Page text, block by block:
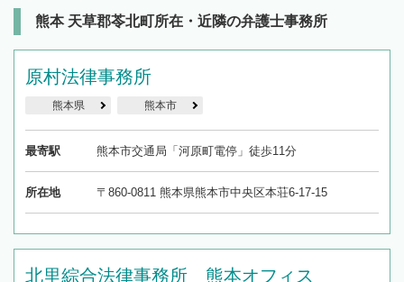
熊本 天草郡苓北町所在・近隣の弁護士事務所
原村法律事務所
熊本県 熊本市
最寄駅 熊本市交通局「河原町電停」徒歩11分
所在地 〒860-0811 熊本県熊本市中央区本荘6-17-15
北里綜合法律事務所 熊本オフィス